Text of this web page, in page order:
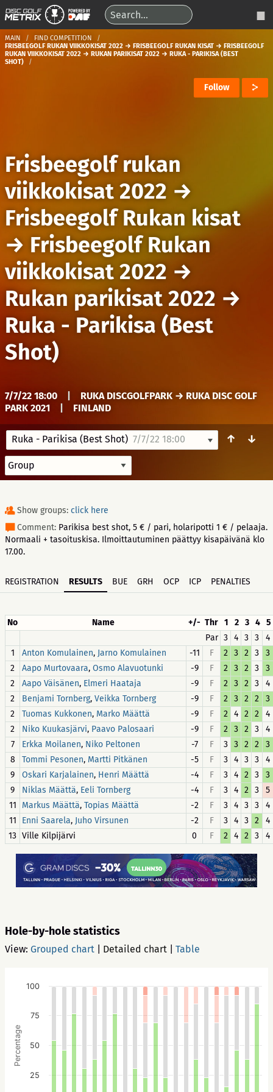
MAIN
FIND COMPETITION
FRISBEEGOLF RUKAN VIIKKOKISAT 2022 → FRISBEEGOLF RUKAN KISAT → FRISBEEGOLF
RUKAN VIIKKOKISAT 2022 → RUKAN PARIKISAT 2022 → RUKA - PARIKISA (BEST
SHOT)
Follow
Frisbeegolf rukan
viikkokisat 2022 →
Frisbeegolf Rukan kisat
→ Frisbeegolf Rukan
viikkokisat 2022 →
Rukan parikisat 2022 →
Ruka - Parikisa (Best
Shot)
7/7/22 18:00
RUKA DISCGOLFPARK → RUKA DISC GOLF
PARK 2021
FINLAND
Ruka - Parikisa (Best Shot) 7/7/22 18:00 ↑ ↓
Show groups: click here
Comment: Parikisa best shot, 5 € / pari, holaripotti 1 € / pelaaja.
Normaali + tasoituskisa. Ilmoittautuminen päättyy kisapäivänä klo
17.00.
REGISTRATION RESULTS BUE GRH OCP ICP PENALTIES
No Name +/- Thr 1 2 3 4 5
Par 3 4 3 3
4
1
Anton Komulainen, Jarno Komulainen -11 F 2 3 2 3
3
2
Aapo Murtovaara, Osmo Alavuotunki -9 F 2 3 2 3
3
2
Aapo Väisänen, Elmeri Haataja -9 F 2 3 2 3
4
2
Benjami Tornberg, Veikka Tornberg -9 F 2 3 2 2
3
2
Tuomas Kukkonen, Marko Määttä -9 F 2 4 2 2
4
2
Niko Kuukasjärvi, Paavo Palosaari -9 F 2 3 2 3
4
7
Erkka Moilanen, Niko Peltonen -7 F 3 3 2 2
3
8
Tommi Pesonen, Martti Pitkänen -5 F 3 4 3 3
4
9
Oskari Karjalainen, Henri Määttä -4 F 3 4 2 3
3
9
Niklas Määttä, Eeli Tornberg -4 F 3 4 2 3
5
11
Markus Määttä, Topias Määttä -2 F 3 4 3 3
4
11
Enni Saarela, Juho Virsunen -2 F 3 4 3 2
4
13 Ville Kilpijärvi 0 F 2 4 2 3 4
Hole-by-hole statistics
View: Grouped chart Detailed chart Table
Percentage
25
50
75
100